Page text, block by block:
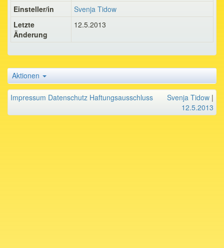
Einsteller/in
Svenja Tidow
Letzte
Änderung
12.5.2013
Aktionen
Impressum Datenschutz Haftungsausschluss Svenja Tidow |
12.5.2013